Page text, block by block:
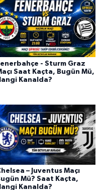
- Sturm Graz
Saat Kaçta, Bugün Mü,
Kanalda?
– Juventus Maçı
Mü? Saat Kaçta,
Kanalda?